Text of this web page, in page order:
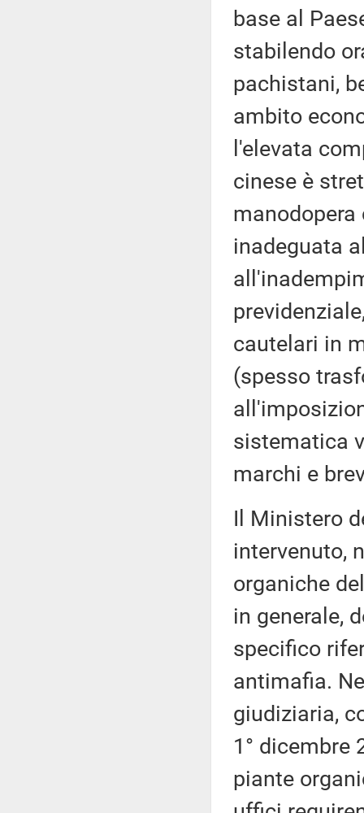
base al
stabilendo
pachistani,
ambito
l'elevata
cinese è
inadeguata
cautelari in
(spesso
sistematica
marchi e
Il Ministero
intervenuto,
organiche
in generale,
specifico
antimafia.
giudiziaria,
1° dicembre
piante